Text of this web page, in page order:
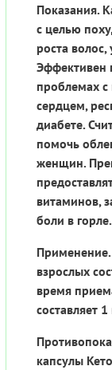
Показания.
с целью
роста
Эффективен
проблемах
сердцем,
диабете.
помочь
женщин.
витаминов,
боли в горле.
взрослых
время
составляет
капсулы